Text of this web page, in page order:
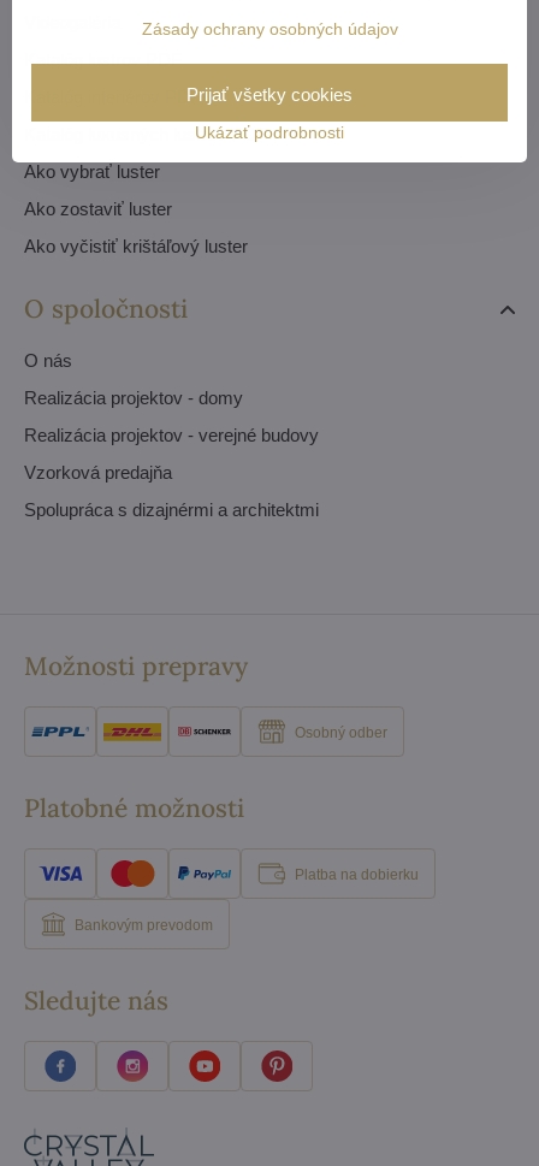
Katalóg lustrov PDF
Katalóg interiérov PDF
Katalóg luxusných lustrov PDF
Ako vybrať luster
Ako zostaviť luster
Ako vyčistiť krištáľový luster
O spoločnosti
O nás
Realizácia projektov - domy
Realizácia projektov - verejné budovy
Vzorková predajňa
Spolupráca s dizajnérmi a architektmi
Možnosti prepravy
Osobný odber
Platobné možnosti
Platba na dobierku
Bankovým prevodom
Sledujte nás
Zásady ochrany osobných údajov
Ukázať podrobnosti
Prijať všetky cookies